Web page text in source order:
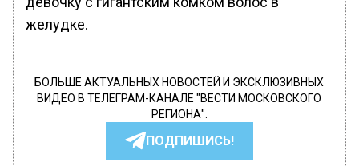
желудке.
БОЛЬШЕ АКТУАЛЬНЫХ НОВОСТЕЙ И ЭКСКЛЮЗИВНЫХ
ВИДЕО В ТЕЛЕГРАМ-КАНАЛЕ "ВЕСТИ МОСКОВСКОГО
РЕГИОНА".
ПОДПИШИСЬ!